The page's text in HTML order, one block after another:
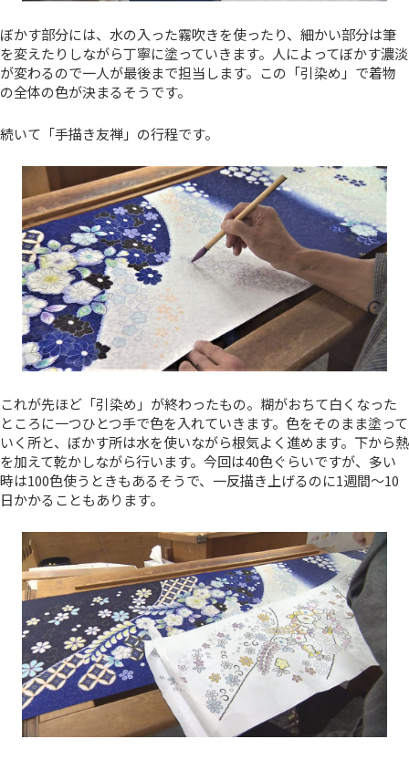
ぼかす部分には、水の入った霧吹きを使ったり、細かい部分は筆
を変えたりしながら丁寧に塗っていきます。人によってぼかす濃淡
が変わるので一人が最後まで担当します。この「引染め」で着物
の全体の色が決まるそうです。
続いて「手描き友禅」の行程です。
これが先ほど「引染め」が終わったもの。糊がおちて白くなった
ところに一つひとつ手で色を入れていきます。色をそのまま塗って
いく所と、ぼかす所は水を使いながら根気よく進めます。下から熱
を加えて乾かしながら行います。今回は40色ぐらいですが、多い
時は100色使うときもあるそうで、一反描き上げるのに1週間～10
日かかることもあります。